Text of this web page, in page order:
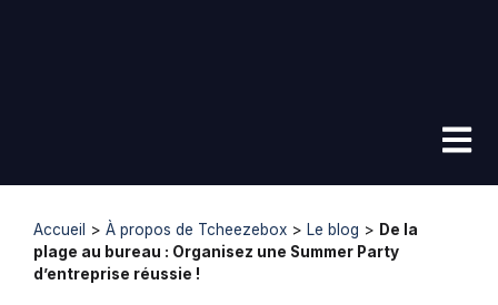
Accueil > À propos de Tcheezebox > Le blog > De la
plage au bureau : Organisez une Summer Party
d’entreprise réussie !